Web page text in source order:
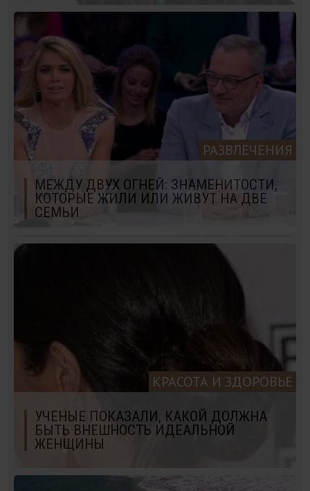
РАЗВЛЕЧЕНИЯ
МЕЖДУ ДВУХ ОГНЕЙ: ЗНАМЕНИТОСТИ,
КОТОРЫЕ ЖИЛИ ИЛИ ЖИВУТ НА ДВЕ
СЕМЬИ
КРАСОТА И ЗДОРОВЬЕ
УЧЕНЫЕ ПОКАЗАЛИ, КАКОЙ ДОЛЖНА
БЫТЬ ВНЕШНОСТЬ ИДЕАЛЬНОЙ
ЖЕНЩИНЫ